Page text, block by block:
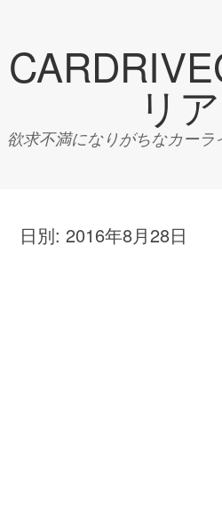
リ
欲求不満になりがちなカー
日別:2016年8月28日